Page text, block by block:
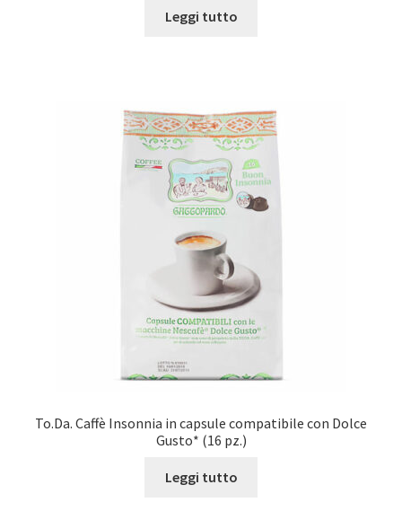
Leggi tutto
To.Da. Caffè Insonnia in capsule compatibile con Dolce
Gusto* (16 pz.)
Leggi tutto